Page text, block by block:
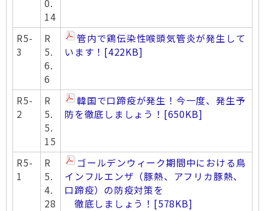
0.
14
R5-
3
R
5.
6.
6
管内で鶏伝染性喉頭気管炎が発生して
います！ [422KB]
R5-
2
R
5.
5.
15
韓国で口蹄疫が発生！今一度、発生予
防を徹底しましょう！ [650KB]
R5-
1
R
5.
4.
28
ゴールデンウィーク期間中における鳥
インフルエンザ（豚熱、アフリカ豚熱、
口蹄疫）の防疫対策を
徹底しましょう！ [578KB]